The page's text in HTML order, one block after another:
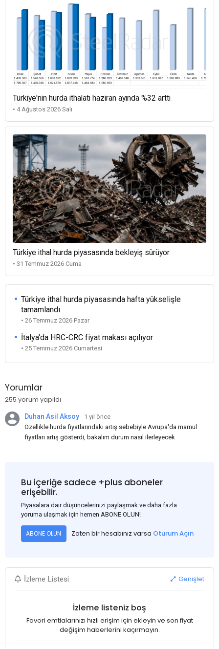
Türkiye'nin hurda ithalatı haziran ayında %32 arttı
• 4 Ağustos 2026 Salı
Türkiye ithal hurda piyasasında bekleyiş sürüyor
• 31 Temmuz 2026 Cuma
Türkiye ithal hurda piyasasında hafta yükselişle
tamamlandı
• 26 Temmuz 2026 Pazar
İtalya'da HRC-CRC fiyat makası açılıyor
• 25 Temmuz 2026 Cumartesi
Yorumlar
255 yorum yapıldı
Duhan Asil Aksoy
1 yıl önce
Özellikle hurda fiyatlarındaki artış sebebiyle Avrupa'da mamul
fiyatları artış gösterdi, bakalım durum nasıl ilerleyecek
Bu içeriğe sadece +plus aboneler
erişebilir.
Piyasalara dair düşüncelerinizi paylaşmak ve daha fazla
yoruma ulaşmak için hemen ABONE OLUN!
ABONE OLUN Zaten bir hesabınız varsa Oturum Açın
İzleme Listesi Genişlet
İzleme listeniz boş
Favori emtialarınızı hızlı erişim için ekleyin ve son fiyat
değişim haberlerini kaçırmayın.